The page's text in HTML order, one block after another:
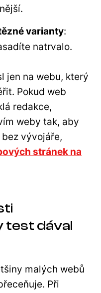
varianty:
natrvalo.
jen na webu, který
Pokud web
redakce,
weby tak, aby
vývojáře,
stránek na
test dával
malých webů
Při